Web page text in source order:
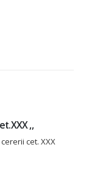
,,
cet. XXX